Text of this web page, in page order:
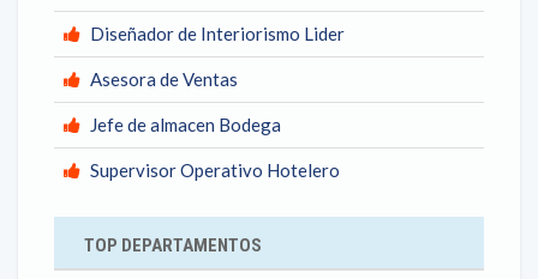
Diseñador de Interiorismo Lider
Asesora de Ventas
Jefe de almacen Bodega
Supervisor Operativo Hotelero
TOP DEPARTAMENTOS